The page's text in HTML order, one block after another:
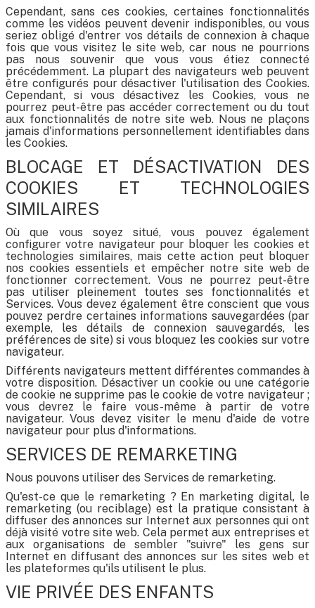
Cependant, sans ces cookies, certaines fonctionnalités
comme les vidéos peuvent devenir indisponibles, ou vous
seriez obligé d'entrer vos détails de connexion à chaque
fois que vous visitez le site web, car nous ne pourrions
pas nous souvenir que vous vous étiez connecté
précédemment. La plupart des navigateurs web peuvent
être configurés pour désactiver l'utilisation des Cookies.
Cependant, si vous désactivez les Cookies, vous ne
pourrez peut-être pas accéder correctement ou du tout
aux fonctionnalités de notre site web. Nous ne plaçons
jamais d'informations personnellement identifiables dans
les Cookies.
BLOCAGE ET DÉSACTIVATION DES
COOKIES ET TECHNOLOGIES
SIMILAIRES
Où que vous soyez situé, vous pouvez également
configurer votre navigateur pour bloquer les cookies et
technologies similaires, mais cette action peut bloquer
nos cookies essentiels et empêcher notre site web de
fonctionner correctement. Vous ne pourrez peut-être
pas utiliser pleinement toutes ses fonctionnalités et
Services. Vous devez également être conscient que vous
pouvez perdre certaines informations sauvegardées (par
exemple, les détails de connexion sauvegardés, les
préférences de site) si vous bloquez les cookies sur votre
navigateur.
Différents navigateurs mettent différentes commandes à
votre disposition. Désactiver un cookie ou une catégorie
de cookie ne supprime pas le cookie de votre navigateur ;
vous devrez le faire vous-même à partir de votre
navigateur. Vous devez visiter le menu d'aide de votre
navigateur pour plus d'informations.
SERVICES DE REMARKETING
Nous pouvons utiliser des Services de remarketing.
Qu'est-ce que le remarketing ? En marketing digital, le
remarketing (ou reciblage) est la pratique consistant à
diffuser des annonces sur Internet aux personnes qui ont
déjà visité votre site web. Cela permet aux entreprises et
aux organisations de sembler "suivre" les gens sur
Internet en diffusant des annonces sur les sites web et
les plateformes qu'ils utilisent le plus.
VIE PRIVÉE DES ENFANTS